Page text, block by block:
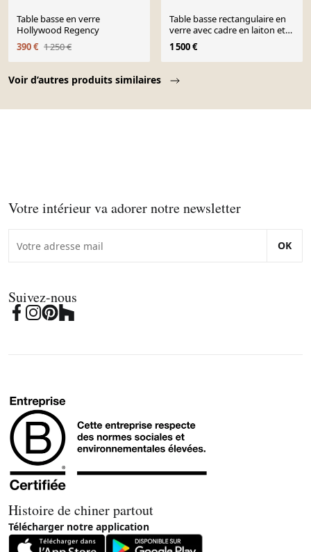
Voir d’autres produits similaires
Table basse en verre
Hollywood Regency
390 € 1 250 €
Table basse rectangulaire en
verre avec cadre en laiton et
verre acrylique
1 500 €
Votre intérieur va adorer notre newsletter
OK
Suivez-nous
Histoire de chiner partout
Télécharger notre application